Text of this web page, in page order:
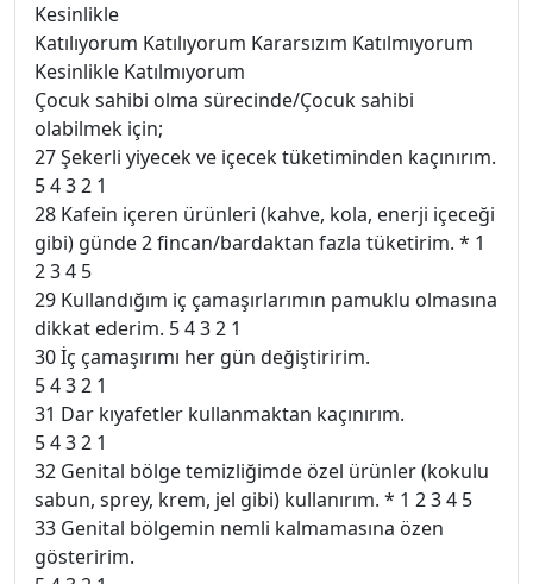
Kesinlikle
Katılıyorum Katılıyorum Kararsızım Katılmıyorum
Kesinlikle Katılmıyorum
Çocuk sahibi olma sürecinde/Çocuk sahibi
olabilmek için;
27 Şekerli yiyecek ve içecek tüketiminden kaçınırım.
5 4 3 2 1
28 Kafein içeren ürünleri (kahve, kola, enerji içeceği
gibi) günde 2 fincan/bardaktan fazla tüketirim. * 1
2 3 4 5
29 Kullandığım iç çamaşırlarımın pamuklu olmasına
dikkat ederim. 5 4 3 2 1
30 İç çamaşırımı her gün değiştiririm.
5 4 3 2 1
31 Dar kıyafetler kullanmaktan kaçınırım.
5 4 3 2 1
32 Genital bölge temizliğimde özel ürünler (kokulu
sabun, sprey, krem, jel gibi) kullanırım. * 1 2 3 4 5
33 Genital bölgemin nemli kalmamasına özen
gösteririm.